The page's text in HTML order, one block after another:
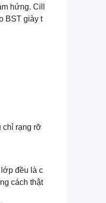
hứng. Cill
BST giày t
chỉ rạng rỡ
đều là c
cách thật